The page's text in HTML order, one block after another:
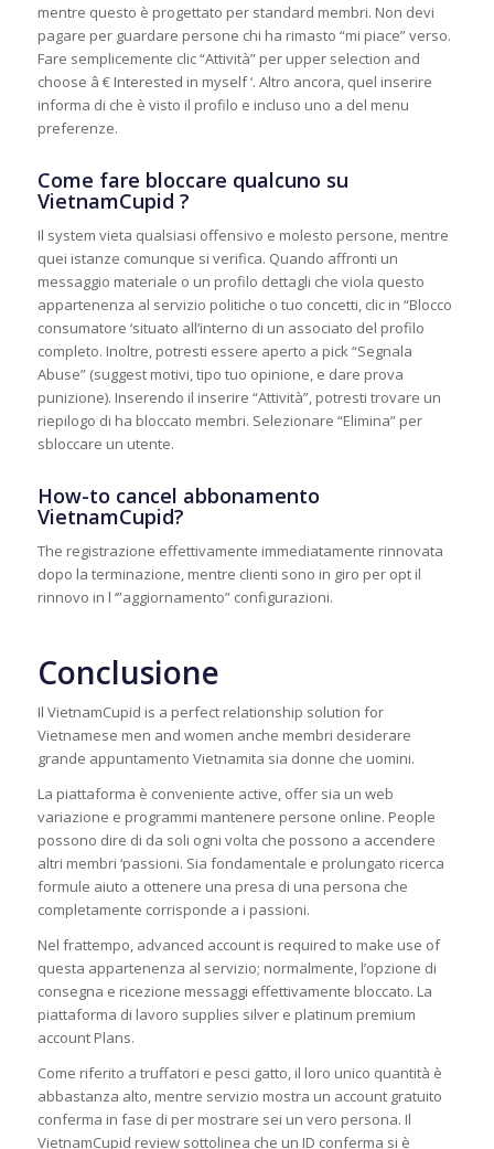
mentre questo è progettato per standard membri. Non devi
pagare per guardare persone chi ha rimasto “mi piace” verso.
Fare semplicemente clic “Attività” per upper selection and
choose â € Interested in myself ‘. Altro ancora, quel inserire
informa di che è visto il profilo e incluso uno a del menu
preferenze.
Come fare bloccare qualcuno su
VietnamCupid ?
Il system vieta qualsiasi offensivo e molesto persone, mentre
quei istanze comunque si verifica. Quando affronti un
messaggio materiale o un profilo dettagli che viola questo
appartenenza al servizio politiche o tuo concetti, clic in “Blocco
consumatore ‘situato all’interno di un associato del profilo
completo. Inoltre, potresti essere aperto a pick “Segnala
Abuse” (suggest motivi, tipo tuo opinione, e dare prova
punizione). Inserendo il inserire “Attività”, potresti trovare un
riepilogo di ha bloccato membri. Selezionare “Elimina” per
sbloccare un utente.
How-to cancel abbonamento
VietnamCupid?
The registrazione effettivamente immediatamente rinnovata
dopo la terminazione, mentre clienti sono in giro per opt il
rinnovo in l ‘”aggiornamento” configurazioni.
Conclusione
Il VietnamCupid is a perfect relationship solution for
Vietnamese men and women anche membri desiderare
grande appuntamento Vietnamita sia donne che uomini.
La piattaforma è conveniente active, offer sia un web
variazione e programmi mantenere persone online. People
possono dire di da soli ogni volta che possono a accendere
altri membri ‘passioni. Sia fondamentale e prolungato ricerca
formule aiuto a ottenere una presa di una persona che
completamente corrisponde a i passioni.
Nel frattempo, advanced account is required to make use of
questa appartenenza al servizio; normalmente, l’opzione di
consegna e ricezione messaggi effettivamente bloccato. La
piattaforma di lavoro supplies silver e platinum premium
account Plans.
Come riferito a truffatori e pesci gatto, il loro unico quantità è
abbastanza alto, mentre servizio mostra un account gratuito
conferma in fase di per mostrare sei un vero persona. Il
VietnamCupid review sottolinea che un ID conferma si è